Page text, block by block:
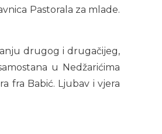
Pastorala za mlade.
drugog i drugačijeg,
u Nedžarićima
fra Babić. Ljubav i vjera